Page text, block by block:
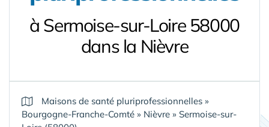
à Sermoise-sur-Loire 58000
dans la Nièvre
Maisons de santé pluriprofessionnelles »
Bourgogne-Franche-Comté » Nièvre » Sermoise-sur-